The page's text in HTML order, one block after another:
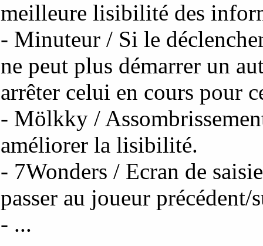
meilleure lisibilité des
- Minuteur / Si le
ne peut plus démarrer un
arrêter celui en cours pour
- Mölkky /
améliorer la lisibilité.
- 7Wonders / Ecran de
passer au joueur
- ...